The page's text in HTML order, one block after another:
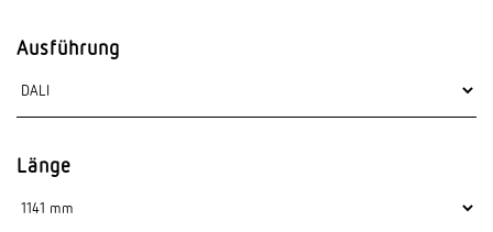
Ausführung
Länge